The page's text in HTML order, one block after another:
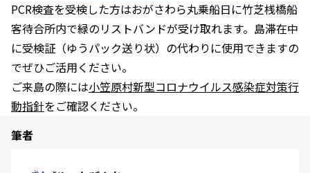
PCR検査を受検した方はおがさわら丸乗船日に竹芝桟橋船
客待合所内で緑のリストバンドが受け取れます。島滞在中
に受検証（ゆうパック送り状）の代わりに使用できますの
でぜひご活用ください。
ご来島の際には小笠原村新型コロナウイルス感染症対策行
動指針をご確認ください。
筆者